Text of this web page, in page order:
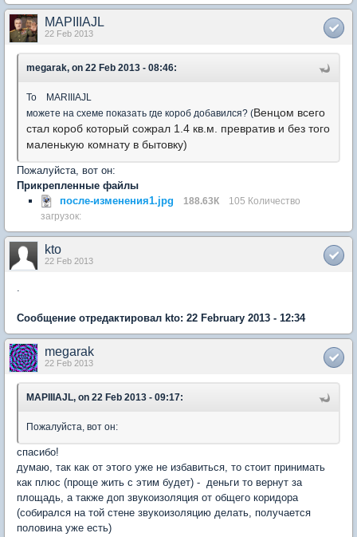
MAPIIIAJL
22 Feb 2013
megarak, on 22 Feb 2013 - 08:46:
To MARIIIAJL
можете на схеме показать где короб добавился? (Венцом всего
стал короб который сожрал 1.4 кв.м. превратив и без того
маленькую комнату в бытовку)
Пожалуйста, вот он:
Прикрепленные файлы
после-изменения1.jpg
188.63К
105 Количество
загрузок:
kto
22 Feb 2013
Сообщение отредактировал kto: 22 February 2013 - 12:34
megarak
22 Feb 2013
MAPIIIAJL, on 22 Feb 2013 - 09:17:
Пожалуйста, вот он:
спасибо!
думаю, так как от этого уже не избавиться, то стоит принимать
как плюс (проще жить с этим будет) - деньги то вернут за
площадь, а также доп звукоизоляция от общего коридора
(собирался на той стене звукоизоляцию делать, получается
половина уже есть)